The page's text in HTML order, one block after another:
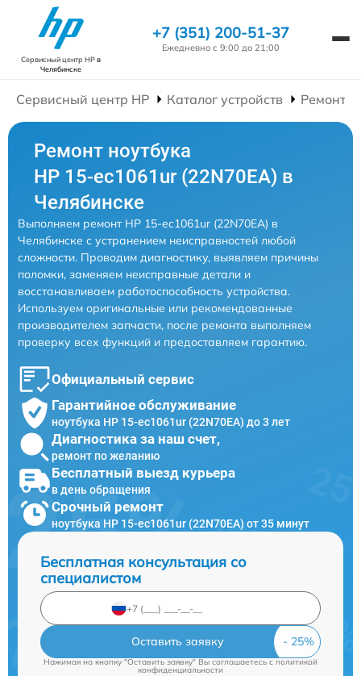
Сервисный центр HPв
Челябинске
+7 (351) 200-51-37
Ежедневно с 9:00 до 21:00
Сервисный центр HP Каталог устройств Ремонт
Ремонт ноутбука
HP 15-ec1061ur (22N70EA) в
Челябинске
Выполняем ремонт HP 15-ec1061ur (22N70EA) в
Челябинске с устранением неисправностей любой
сложности. Проводим диагностику, выявляем причины
поломки, заменяем неисправные детали и
восстанавливаем работоспособность устройства.
Используем оригинальные или рекомендованные
производителем запчасти, после ремонта выполняем
проверку всех функций и предоставляем гарантию.
Официальный сервис
Гарантийное обслуживание
ноутбука HP 15-ec1061ur (22N70EA) до 3 лет
Диагностика за наш счет,
ремонт по желанию
Бесплатный выезд курьера
в день обращения
Срочный ремонт
ноутбука HP 15-ec1061ur (22N70EA) от 35 минут
Бесплатная консультация со
специалистом
Оставить заявку
Нажимая на кнопку "Оставить заявку" Вы соглашаетесь cполитикой
конфиденциальности